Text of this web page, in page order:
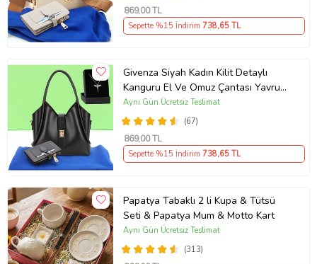
869,00 TL
Sepette %15 İndirim 738,65 TL
Givenza Siyah Kadın Kilit Detaylı
Kanguru El Ve Omuz Çantası Yavru
Çantalı Cüzdan Ve Kolye Hediyeli
(67)
Aynı Gün Ücretsiz Teslimat
869,00 TL
Sepette %15 İndirim 738,65 TL
Papatya Tabaklı 2 li Kupa & Tütsü
Seti & Papatya Mum & Motto Kart
(313)
Aynı Gün Ücretsiz Teslimat